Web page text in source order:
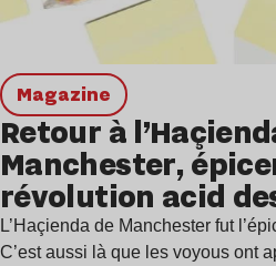
magazine
Retour à
Manchester,
révolution acid
L’Haçienda de Manchester fut
C’est aussi là que les voyous ont